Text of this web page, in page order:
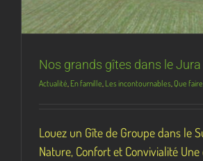
Nos grands gîtes dans le Jura
Actualité En famille Les incontournables Que faire
Louez un Gîte de Groupe dans le
Nature, Confort et Convivialité